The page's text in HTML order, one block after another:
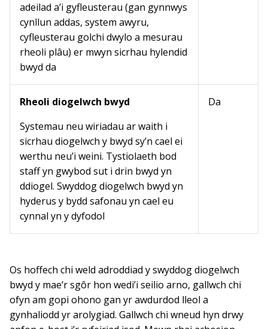
adeilad a’i gyfleusterau (gan gynnwys
cynllun addas, system awyru,
cyfleusterau golchi dwylo a mesurau
rheoli plâu) er mwyn sicrhau hylendid
bwyd da
Rheoli diogelwch bwyd
Systemau neu wiriadau ar waith i
sicrhau diogelwch y bwyd sy’n cael ei
werthu neu’i weini. Tystiolaeth bod
staff yn gwybod sut i drin bwyd yn
ddiogel. Swyddog diogelwch bwyd yn
hyderus y bydd safonau yn cael eu
cynnal yn y dyfodol
Da
Os hoffech chi weld adroddiad y swyddog diogelwch
bwyd y mae’r sgôr hon wedi’i seilio arno, gallwch chi
ofyn am gopi ohono gan yr awdurdod lleol a
gynhaliodd yr arolygiad. Gallwch chi wneud hyn drwy